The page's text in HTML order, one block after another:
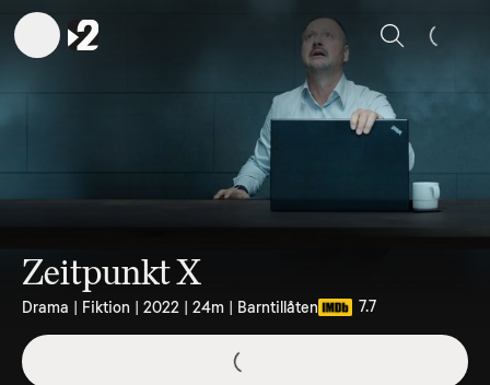
Sök
Zeitpunkt X
Drama | Fiktion | 2022 | 24m | Barntillåten 7.7